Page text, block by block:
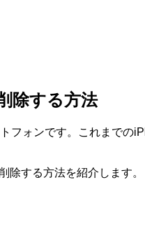
除する方法
フォンです。これまでの
除する方法を紹介します。